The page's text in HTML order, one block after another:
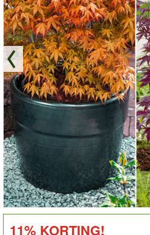
order
KORTING!:
11% KORTING!